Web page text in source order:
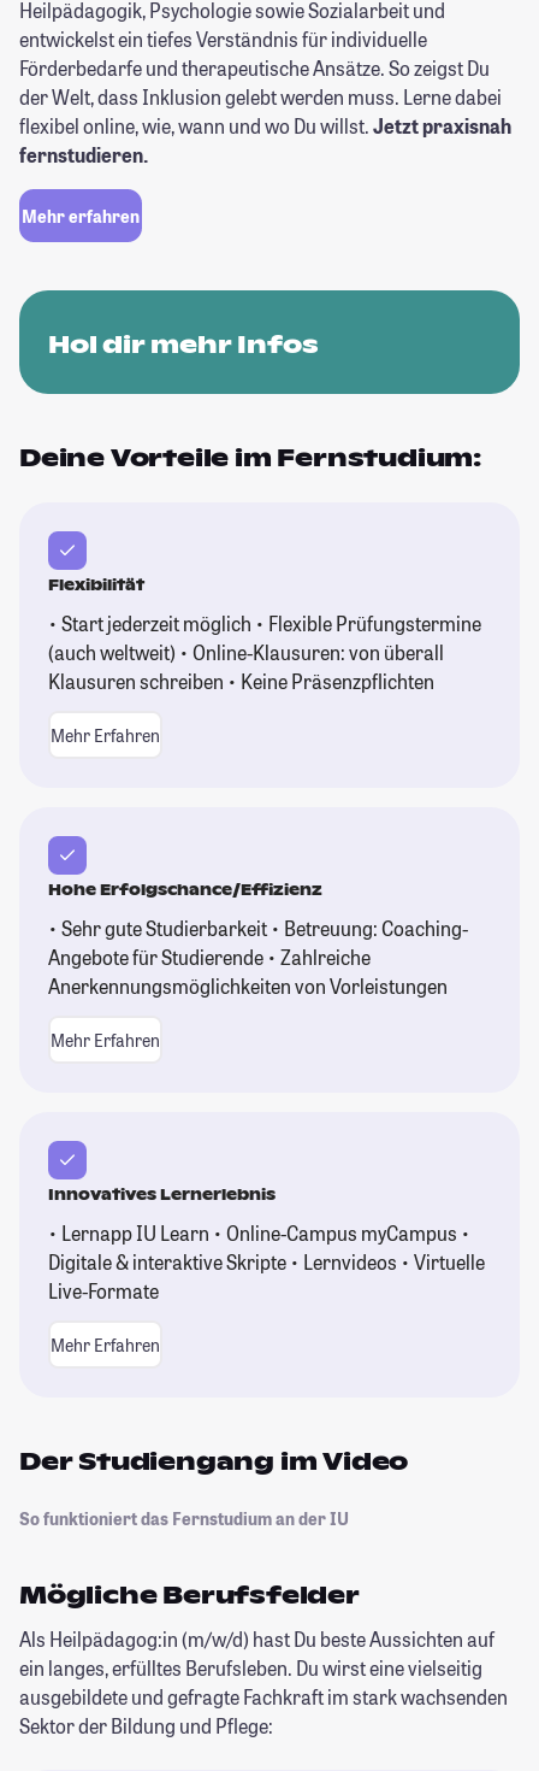
Heilpädagogik, Psychologie sowie Sozialarbeit und
entwickelst ein tiefes Verständnis für individuelle
Förderbedarfe und therapeutische Ansätze. So zeigst Du
der Welt, dass Inklusion gelebt werden muss. Lerne dabei
flexibel online, wie, wann und wo Du willst.Jetzt praxisnah
fernstudieren.
Mehr erfahren
Hol dir mehr Infos
Deine Vorteile im Fernstudium:
Flexibilität
• Start jederzeit möglich • Flexible Prüfungstermine
(auch weltweit) • Online-Klausuren: von überall
Klausuren schreiben • Keine Präsenzpflichten
Mehr Erfahren
Hohe Erfolgschance/Effizienz
• Sehr gute Studierbarkeit • Betreuung: Coaching-
Angebote für Studierende • Zahlreiche
Anerkennungsmöglichkeiten von Vorleistungen
Mehr Erfahren
Innovatives Lernerlebnis
• Lernapp IU Learn • Online-Campus myCampus •
Digitale & interaktive Skripte • Lernvideos • Virtuelle
Live-Formate
Mehr Erfahren
Der Studiengang im Video
So funktioniert das Fernstudium an der IU
Mögliche Berufsfelder
Als Heilpädagog:in (m/w/d) hast Du beste Aussichten auf
ein langes, erfülltes Berufsleben. Du wirst eine vielseitig
ausgebildete und gefragte Fachkraft im stark wachsenden
Sektor der Bildung und Pflege: